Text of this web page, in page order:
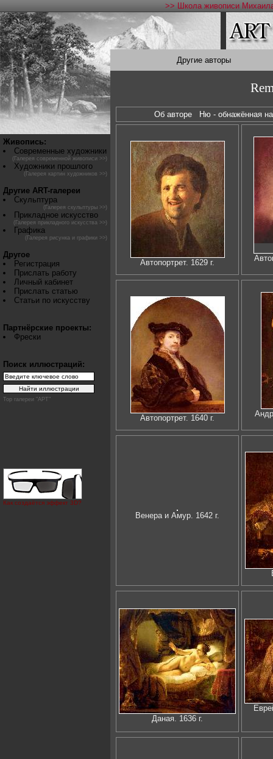
>> Школа живописи
Живопись:
Современные художники
(Галерея современной живописи >>)
Художники прошлого
(Галерея картин художников >>)
Другие ART-галереи
Скульптура
(Галерея скульптуры >>)
Прикладное искусство
(Галерея прикладного искусства >>)
Графика
(Галерея рисунка и графики >>)
Другое
Регистрация
Прислать работу
Личный кабинет
Прислать статью
Статьи по искусству
Партнёрские проекты:
Фрески
Поиск иллюстраций:
Top галереи "АРТ"
Как создаётся эффект 3D?
Другие авторы
Об авторе Ню - обнажённая
Автопортрет. 1629 г.
Автопортрет. 1640 г.
Венера и Амур. 1642 г.
Даная. 1636 г.